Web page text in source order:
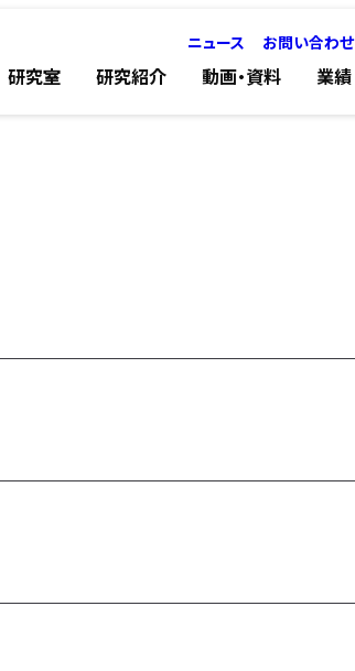
ニュース お問い合わせ
研究室 研究紹介 動画・資料 業績